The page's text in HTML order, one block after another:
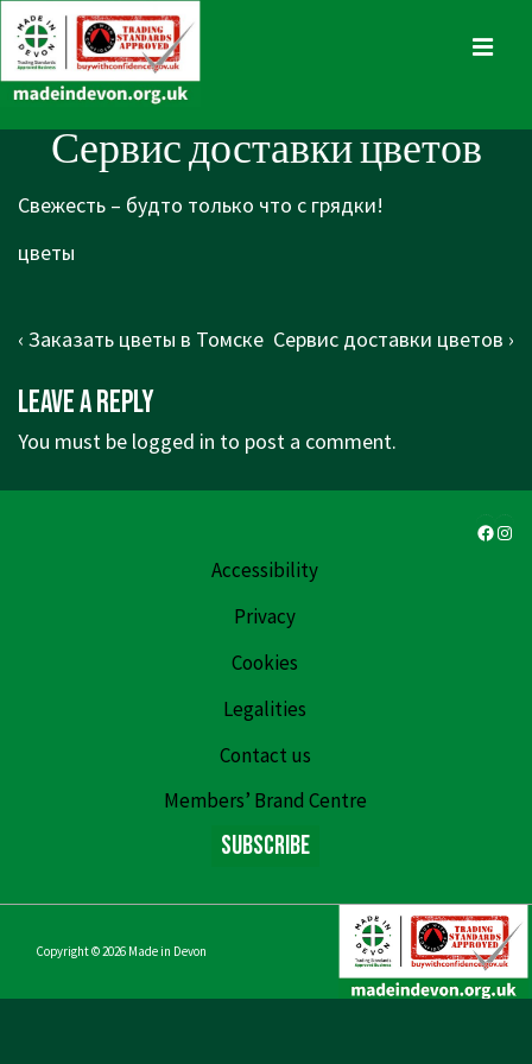
Skip
to
Content
Main
Navigation
Сервис доставки цветов
Свежесть – будто только что с грядки!
цветы
Post
Previous
is
‹ Заказать цветы в Томске Next
Сервис доставки цветов ›
Leave a Reply
You must be logged in to post a comment.
Accessibility
Privacy
Cookies
Legalities
Contact us
Members’ Brand Centre
Subscribe
Copyright © 2026 Made in Devon